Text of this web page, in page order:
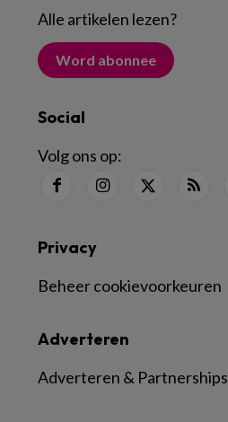
Alle artikelen lezen?
Word abonnee
Social
Volg ons op:
Adverteren
Adverteren & Partnerships
Privacy
Beheer cookievoorkeuren